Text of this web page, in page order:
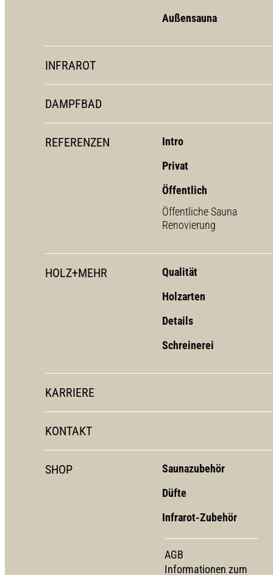
Außensauna
INFRAROT
DAMPFBAD
REFERENZEN
Intro
Privat
Öffentlich
Öffentliche Sauna
Renovierung
HOLZ+MEHR
Qualität
Holzarten
Details
Schreinerei
KARRIERE
KONTAKT
SHOP
Saunazubehör
Düfte
Infrarot-Zubehör
AGB
Informationen zum